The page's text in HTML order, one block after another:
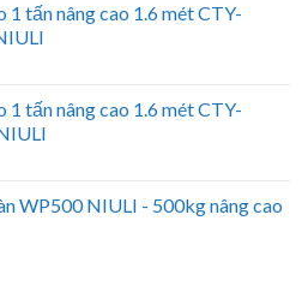
1 tấn nâng cao 1.6 mét CTY-
1 tấn nâng cao 1.6 mét CTY-
WP500 NIULI - 500kg nâng cao